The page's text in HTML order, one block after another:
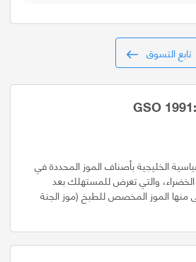
تابع التسوق
الخليجية بأصناف الموز المحددة في
حالتها الخضراء، والتي تعرض للمستهلك بعد
منها الموز المخصص للطبخ (موز الجنة